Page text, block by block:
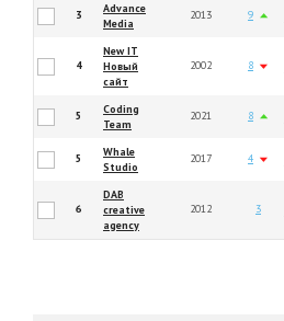
3
Advance
Media
2013 9
4
New IT
Новый
сайт
2002 8
5
Coding
Team
2021 8
5
Whale
Studio
2017 4
6
DAB
creative
agency
2012 3